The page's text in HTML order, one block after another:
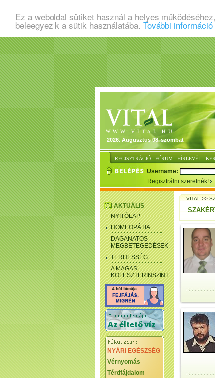
Ez a weboldal sütiket használ a helyes
beleegyezik a sütik használatába. További információ
2026. Augusztus 08. szombat
REGISZTRÁCIÓ : FÓRUM : HÍRLEVÉL :
Username:
Regisztrálni szeretnék!
AKTUÁLIS
NYITÓLAP
HOMEOPÁTIA
DAGANATOS
MEGBETEGEDÉSEK
TERHESSÉG
A MAGAS
KOLESZTERINSZINT
NYÁRI EGÉSZSÉG
Vérnyomás
Térdfájdalom
VITAL>>